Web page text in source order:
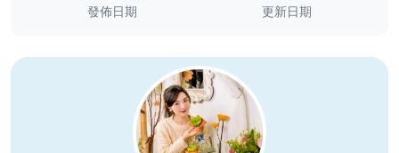
發佈日期
更新日期